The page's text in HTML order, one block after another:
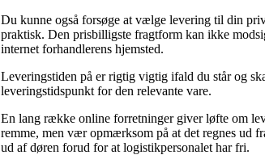
Du kunne også forsøge at vælge levering til din
praktisk. Den prisbilligste fragtform kan ikke
internet forhandlerens hjemsted.
Leveringstiden på er rigtig vigtig ifald du står og
leveringstidspunkt for den relevante vare.
En lang række online forretninger giver løfte om
remme, men vær opmærksom på at det regnes ud
ud af døren forud for at logistikpersonalet har fri.